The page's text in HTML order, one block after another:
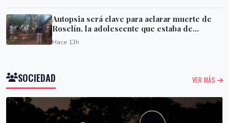
Autopsia será clave para aclarar muerte de
Roselín, la adolescente que estaba de...
Hace 13h
SOCIEDAD VER MÁS